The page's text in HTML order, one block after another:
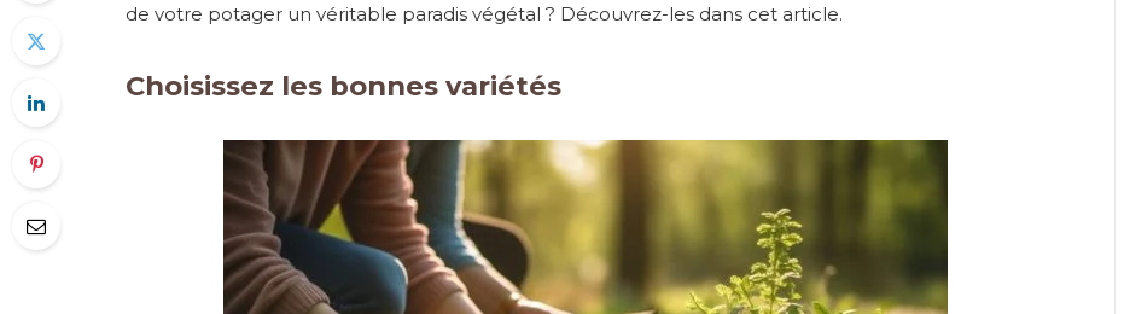
de votre potager un véritable paradis végétal ? Découvrez-les dans cet article.
Choisissez les bonnes variétés